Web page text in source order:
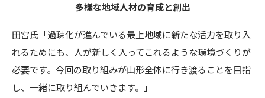
多様な地域人材の育成と創出
田宮氏「過疎化が進んでいる最上地域に新たな活力を取り入
れるためにも、人が新しく入ってこれるような環境づくりが
必要です。今回の取り組みが山形全体に行き渡ることを目指
し、一緒に取り組んでいきます。」